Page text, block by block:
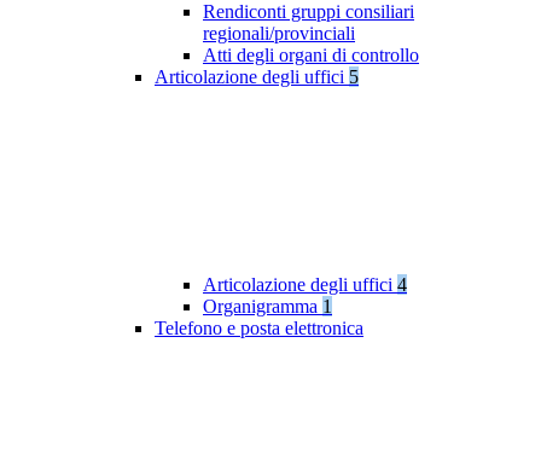
Rendiconti gruppi consiliari
regionali/provinciali
Atti degli organi di controllo
Articolazione degli uffici 5
Articolazione degli uffici 4
Organigramma 1
Telefono e posta elettronica